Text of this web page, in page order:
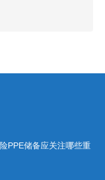
PPE储备应关注哪些重